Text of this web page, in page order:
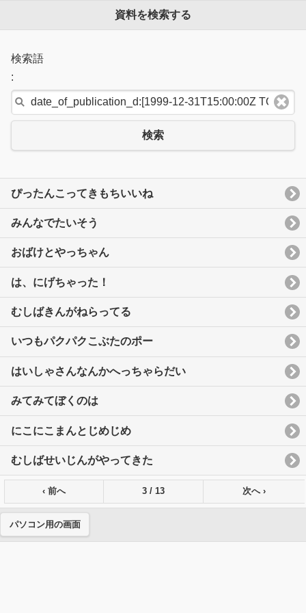
資料を検索する
検索語
:
検索
ぴったんこってきもちいいね
みんなでたいそう
おばけとやっちゃん
は、にげちゃった！
むしばきんがねらってる
いつもパクパクこぶたのポー
はいしゃさんなんかへっちゃらだい
みてみてぼくのは
にこにこまんとじめじめ
むしばせいじんがやってきた
‹ 前へ 3 / 13 次へ ›
パソコン用の画面